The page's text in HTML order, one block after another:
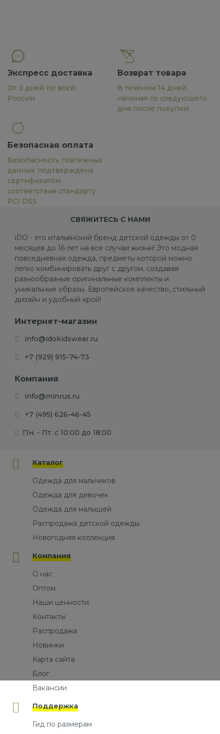
Экспресс доставка
От 3 дней по всей
России
Возврат товара
В течении 14 дней,
начиная со следующего
дня после покупки
Безопасная оплата
Безопасность платёжных
данных подтверждена
сертификатом
соответствия стандарту
PCI DSS
СВЯЖИТЕСЬ С НАМИ
iDO - это итальянский бренд детской одежды от 0
месяцев до 16 лет на все случаи жизни! Это модная
повседневная одежда, предметы которой можно
легко комбинировать друг с другом, создавая
разнообразные оригинальные комплекты и
уникальные образы. Европейское качество, стильный
дизайн и удобный крой!
Интернет-магазин
info@idokidswear.ru
+7 (929) 915-74-73
Компания
info@minrus.ru
+7 (495) 626-46-45
Пн. - Пт. с 10:00 до 18:00
Каталог
Одежда для мальчиков
Одежда для девочек
Одежда для малышей
Распродажа детской одежды
Новогодняя коллекция
Компания
О нас
Оптом
Наши ценности
Контакты
Распродажа
Новинки
Карта сайта
Блог
Вакансии
Поддержка
Гид по размерам